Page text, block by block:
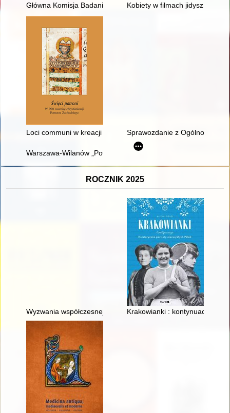
Główna Komisja Badania Zbrodni Niemieckich/Hitlerowskich
Kobiety w filmach jidysz i
Loci communi w kreacji męczenników "Złotej legendy"
Sprawozdanie z
Warszawa-Wilanów „Powsin” : cmentarzysko z wczesnej
ROCZNIK 2025
Wyzwania współczesnej biografistyki historycznej w
Krakowianki : kontynuacja :